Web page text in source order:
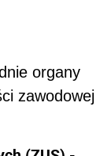
organy
zawodowej